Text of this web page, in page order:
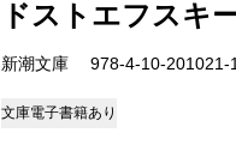
ドストエフスキ
新潮文庫 978-4-10-
文庫電子書籍あり